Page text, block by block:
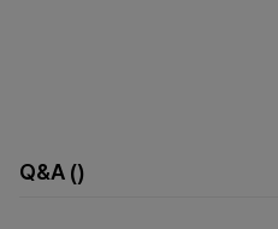
Q&A ()